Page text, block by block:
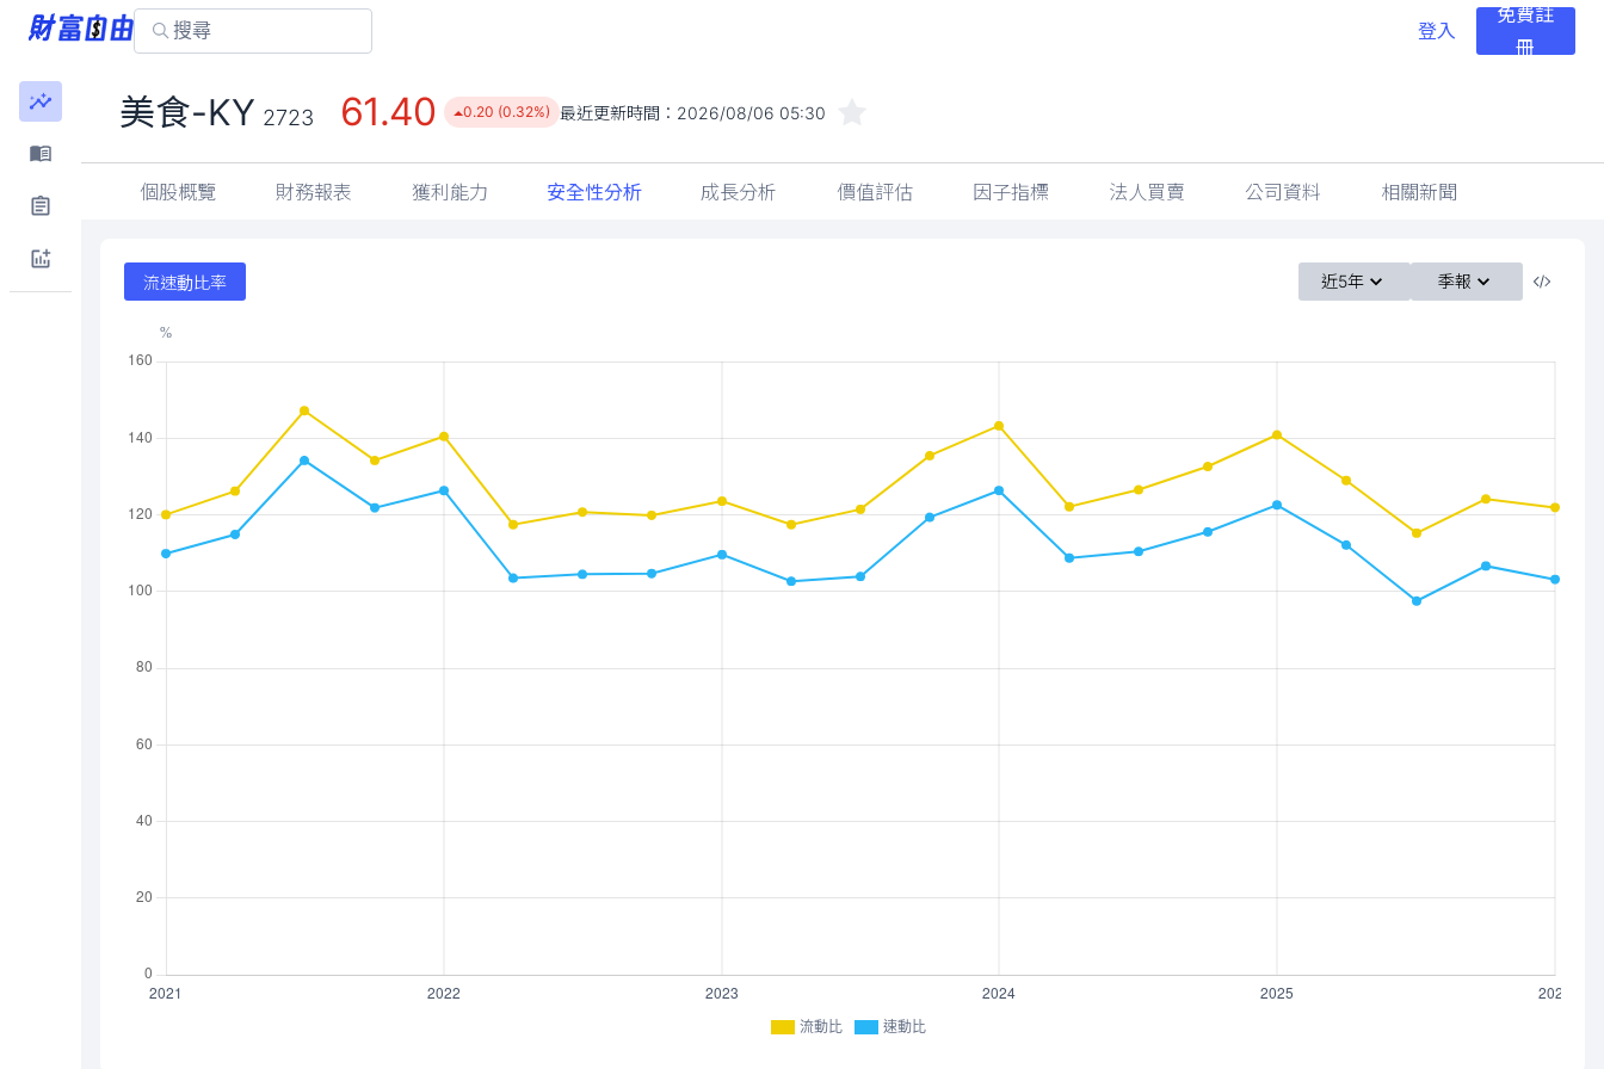
登入
免費註
冊
美食-KY 2723 61.40 0.20 (0.32%) 最近更新時間： 2026/08/06 05:30
個股概覽 財務報表 獲利能力 安全性分析 成長分析 價值評估 因子指標 法人買賣 公司資料 相關新聞
流速動比率 近5年 季報
流動比 速動比